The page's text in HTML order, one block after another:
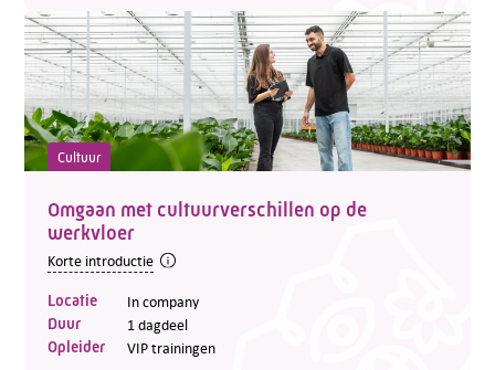
Cultuur
Omgaan met cultuurverschillen op de
werkvloer
Korte introductie
Locatie In company
Duur 1 dagdeel
Opleider VIP trainingen